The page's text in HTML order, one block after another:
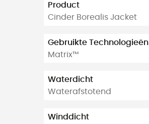
Product
Cinder Borealis Jacket
Gebruikte Technologieën
Matrix™
Waterdicht
Waterafstotend
Winddicht